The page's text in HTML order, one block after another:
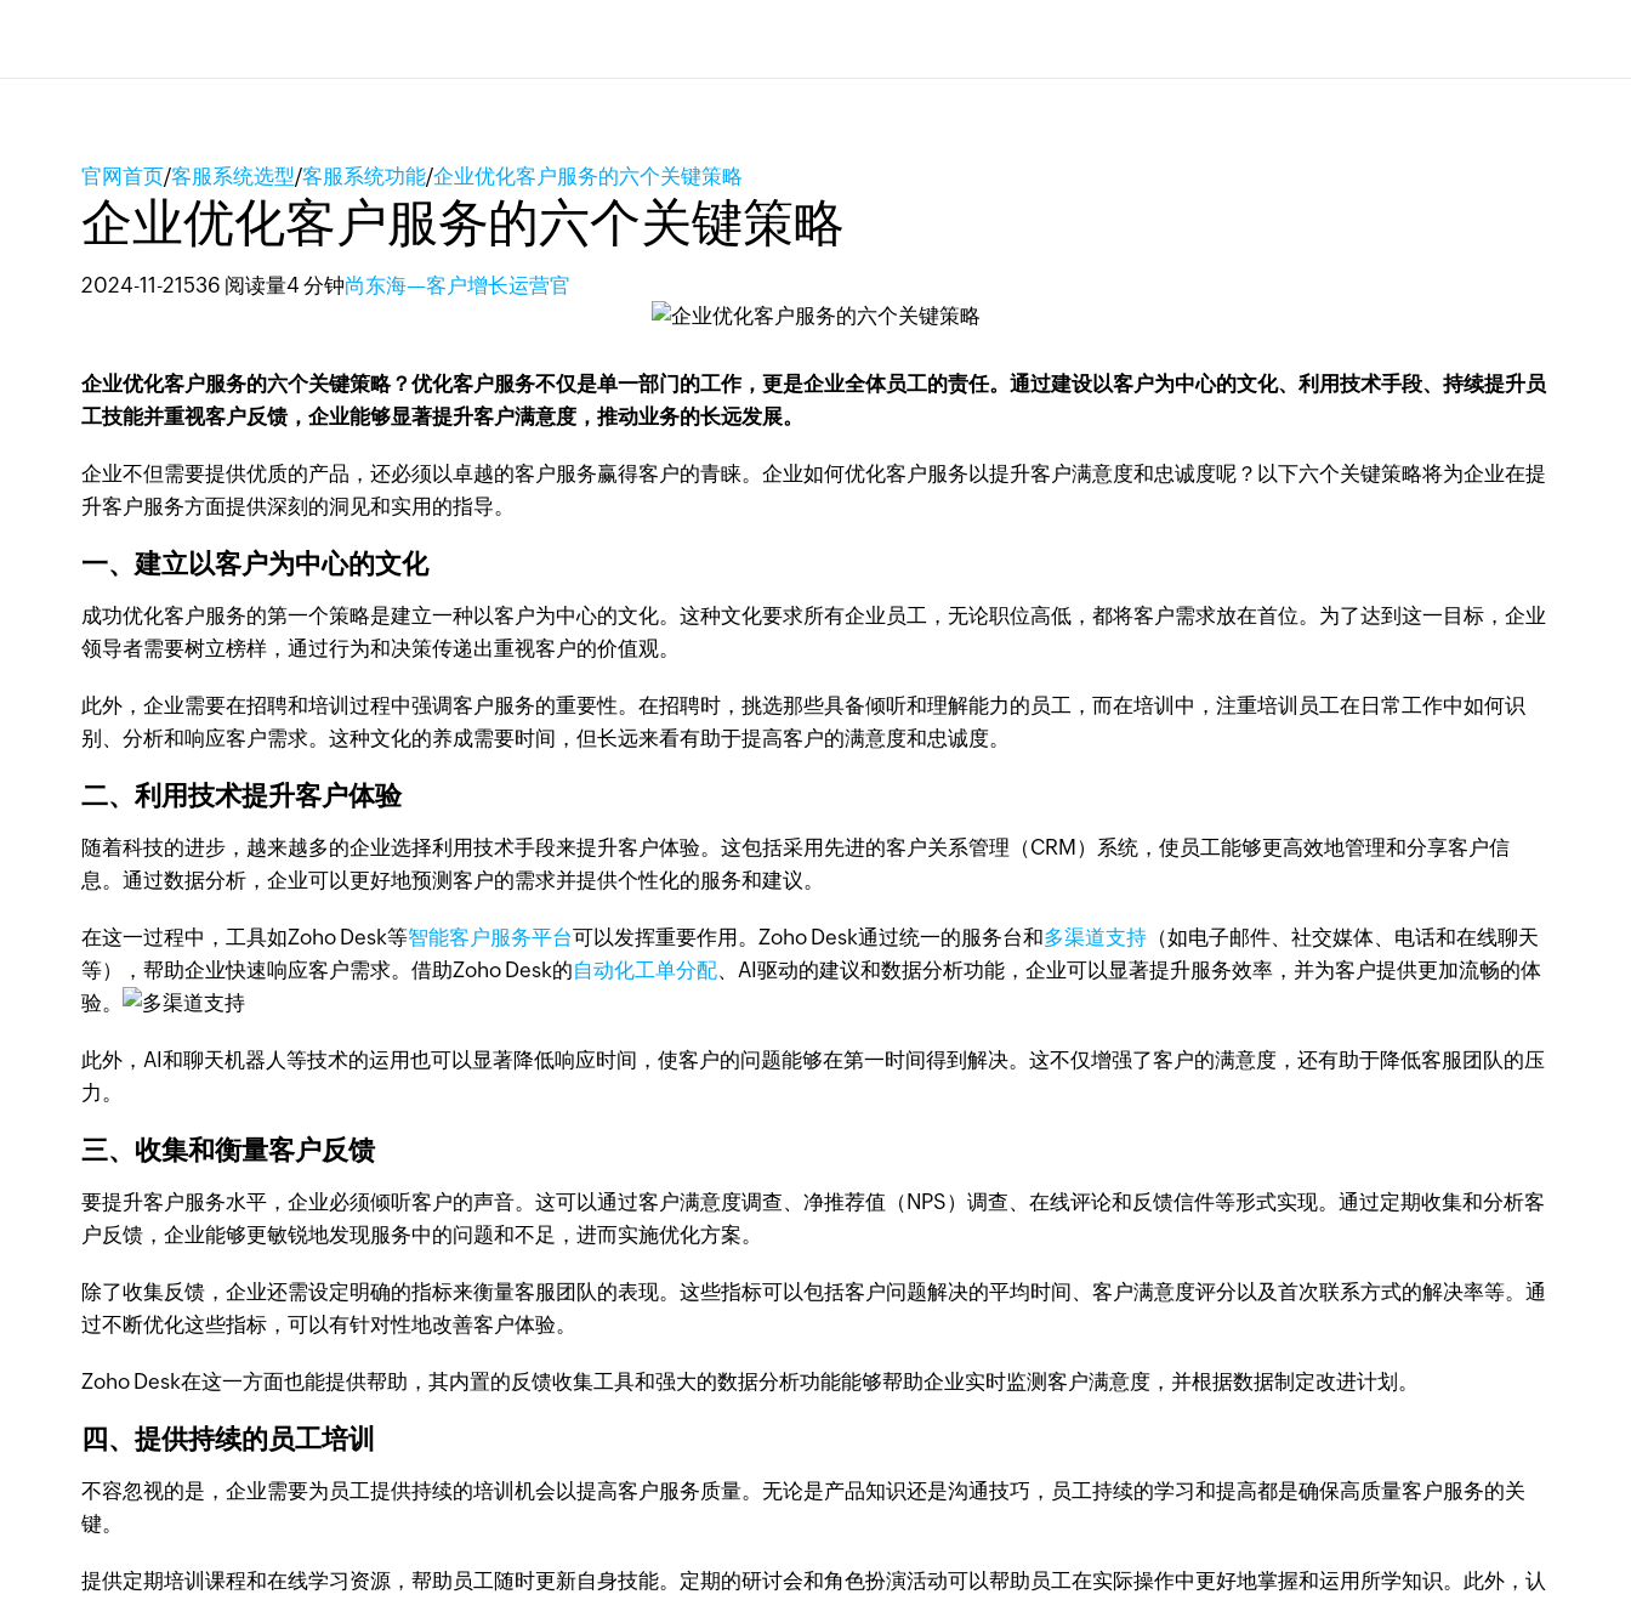
官网首页/客服系统选型/客服系统功能/企业优化客户服务的六个关键策略
企业优化客户服务的六个关键策略
2024-11-21 536 阅读量4 分钟尚东海—客户增长运营官
企业优化客户服务的六个关键策略？优化客户服务不仅是单一部门的工作，更是企业全体员工的责任。通过建设以客户为中心的文化、利用技术手段、持续提升员
工技能并重视客户反馈，企业能够显著提升客户满意度，推动业务的长远发展。
企业不但需要提供优质的产品，还必须以卓越的客户服务赢得客户的青睐。企业如何优化客户服务以提升客户满意度和忠诚度呢？以下六个关键策略将为企业在提
升客户服务方面提供深刻的洞见和实用的指导。
一、建立以客户为中心的文化
成功优化客户服务的第一个策略是建立一种以客户为中心的文化。这种文化要求所有企业员工，无论职位高低，都将客户需求放在首位。为了达到这一目标，企业
领导者需要树立榜样，通过行为和决策传递出重视客户的价值观。
此外，企业需要在招聘和培训过程中强调客户服务的重要性。在招聘时，挑选那些具备倾听和理解能力的员工，而在培训中，注重培训员工在日常工作中如何识
别、分析和响应客户需求。这种文化的养成需要时间，但长远来看有助于提高客户的满意度和忠诚度。
二、利用技术提升客户体验
随着科技的进步，越来越多的企业选择利用技术手段来提升客户体验。这包括采用先进的客户关系管理（CRM）系统，使员工能够更高效地管理和分享客户信
息。通过数据分析，企业可以更好地预测客户的需求并提供个性化的服务和建议。
在这一过程中，工具如Zoho Desk等智能客户服务平台可以发挥重要作用。Zoho Desk通过统一的服务台和多渠道支持 （如电子邮件、社交媒体、电话和在线聊天
等），帮助企业快速响应客户需求。借助Zoho Desk的自动化工单分配、AI驱动的建议和数据分析功能，企业可以显著提升服务效率，并为客户提供更加流畅的体
验。
此外，AI和聊天机器人等技术的运用也可以显著降低响应时间，使客户的问题能够在第一时间得到解决。这不仅增强了客户的满意度，还有助于降低客服团队的压
力。
三、收集和衡量客户反馈
要提升客户服务水平，企业必须倾听客户的声音。这可以通过客户满意度调查、净推荐值（NPS）调查、在线评论和反馈信件等形式实现。通过定期收集和分析客
户反馈，企业能够更敏锐地发现服务中的问题和不足，进而实施优化方案。
除了收集反馈，企业还需设定明确的指标来衡量客服团队的表现。这些指标可以包括客户问题解决的平均时间、客户满意度评分以及首次联系方式的解决率等。通
过不断优化这些指标，可以有针对性地改善客户体验。
Zoho Desk在这一方面也能提供帮助，其内置的反馈收集工具和强大的数据分析功能能够帮助企业实时监测客户满意度，并根据数据制定改进计划。
四、提供持续的员工培训
不容忽视的是，企业需要为员工提供持续的培训机会以提高客户服务质量。无论是产品知识还是沟通技巧，员工持续的学习和提高都是确保高质量客户服务的关
键。
提供定期培训课程和在线学习资源，帮助员工随时更新自身技能。定期的研讨会和角色扮演活动可以帮助员工在实际操作中更好地掌握和运用所学知识。此外，认